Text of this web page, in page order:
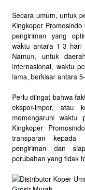
Secara umum, untuk
Kingkoper
pengiriman yang
waktu antara 1-3 hari
Namun, untuk
internasional, waktu
lama, berkisar antara
Perlu diingat bahwa
ekspor-impor, atau
memengaruhi waktu
Kingkoper
transparan kepada
pengiriman dan
perubahan yang tidak